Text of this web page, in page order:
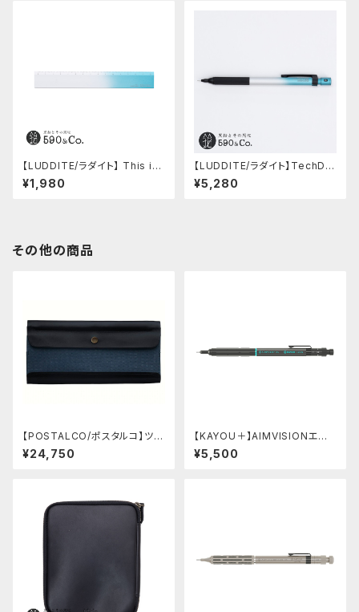
【LUDDITE/ラダイト】 This in
dustrial / A6063 Ruler (SV/
TQ)
¥1,980
【LUDDITE/ラダイト】TechDra
w2 グラデーションモデル (LDB
-MP2GB2-05)
¥5,280
その他の商品
【POSTALCO/ポスタルコ】ツー
ルボックス (Navy Blue)
¥24,750
【KAYOU＋】AIMVISIONエイ
ムビジョン (ストーンブラック)
¥5,500